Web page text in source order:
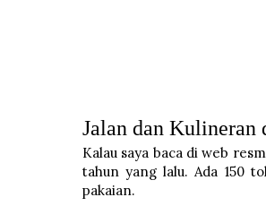
Jalan dan
Kalau saya baca di web
tahun yang lalu. Ada 150
pakaian.